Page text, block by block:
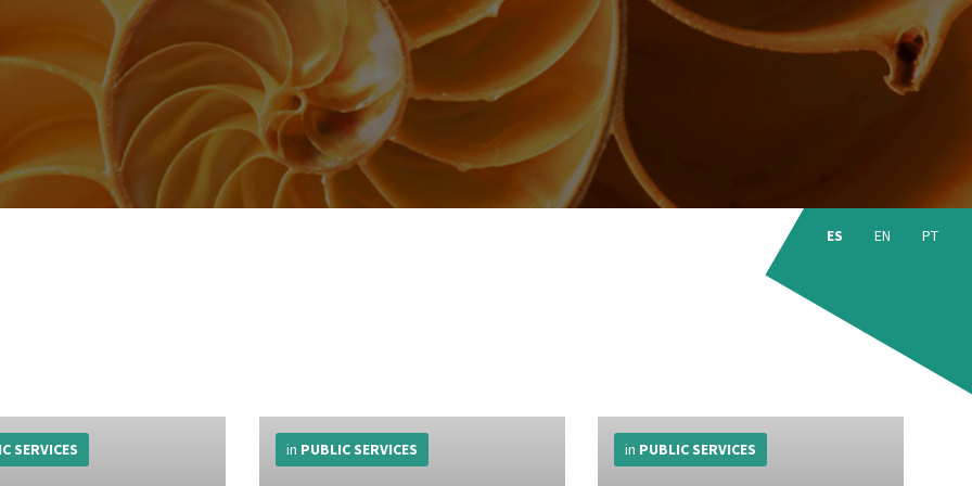
Choose
language:
ES EN PT
SERVICES in PUBLIC SERVICES
Info
in PUBLIC SERVICES
Info